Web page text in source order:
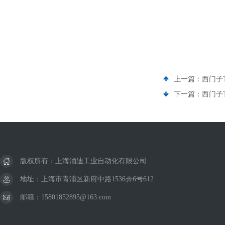
上一篇： 西门子
下一篇： 西门子
版权所有：上海涌迪工业自动化有限公司
地址：上海市青浦区新府中路1536弄6号612
邮箱：15801852895@163.com